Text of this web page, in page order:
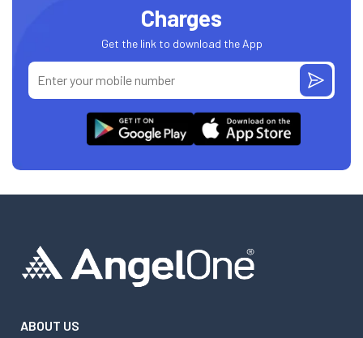
Charges
Get the link to download the App
ABOUT US